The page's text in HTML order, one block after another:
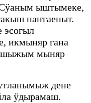
ыштымеке,
наҥгаеныт.
эсогыл
икмыняр гана
мыняр
дене
ӱдырамаш.